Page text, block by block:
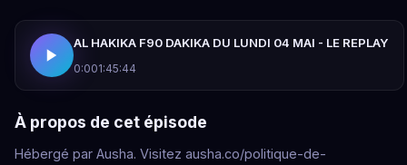
AL HAKIKA F90 DAKIKA DU LUNDI 04 MAI - LE REPLAY
0:001:45:44
À propos de cet épisode
Hébergé par Ausha. Visitez ausha.co/politique-de-